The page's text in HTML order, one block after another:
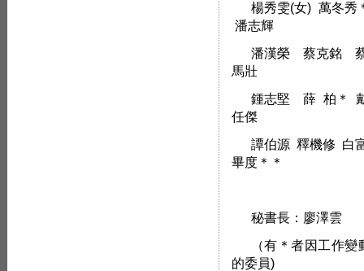
楊秀雯(女) 萬冬
潘志輝
潘漢榮 蔡克銘
馬壯
鍾志堅 薛 柏＊
任傑
譚伯源 釋機修 白
畢度＊＊
秘書長：廖澤雲
（有＊者因工作
的委員)